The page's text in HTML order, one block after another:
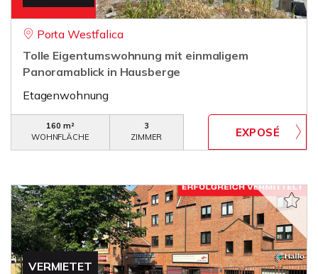
Porta Westfalica
Tolle Eigentumswohnung mit einmaligem
Panoramablick in Hausberge
Etagenwohnung
160 m²
WOHNFLÄCHE
3
ZIMMER
VERMIETET